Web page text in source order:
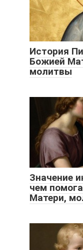
История
Божией
молитвы
Значение
чем
Матери,